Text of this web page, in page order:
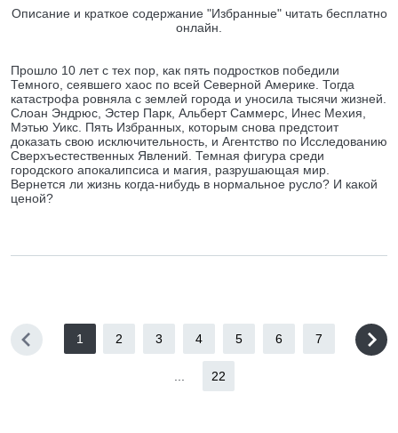
Описание и краткое содержание "Избранные" читать бесплатно
онлайн.
Прошло 10 лет с тех пор, как пять подростков победили
Темного, сеявшего хаос по всей Северной Америке. Тогда
катастрофа ровняла с землей города и уносила тысячи жизней.
Слоан Эндрюс, Эстер Парк, Альберт Саммерс, Инес Мехия,
Мэтью Уикс. Пять Избранных, которым снова предстоит
доказать свою исключительность, и Агентство по Исследованию
Сверхъестественных Явлений. Темная фигура среди
городского апокалипсиса и магия, разрушающая мир.
Вернется ли жизнь когда-нибудь в нормальное русло? И какой
ценой?
1 2 3 4 5 6 7
22